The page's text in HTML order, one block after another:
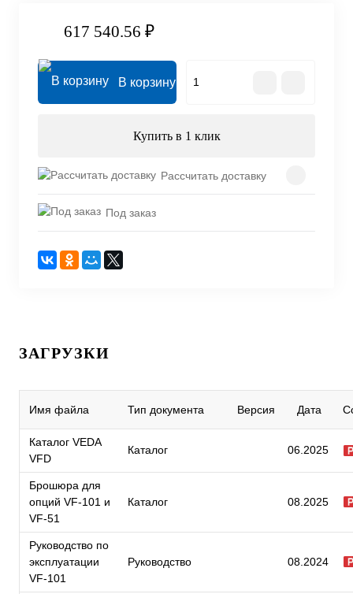
617 540.56 ₽
В корзину
Купить в 1 клик
Рассчитать доставку
Под заказ
ЗАГРУЗКИ
Имя файла Тип документа Версия Дата
Каталог VEDA
VFD
Каталог 06.2025
Брошюра для
опций VF-101 и
VF-51
Каталог 08.2025
Руководство по
эксплуатации
VF-101
Руководство 08.2024